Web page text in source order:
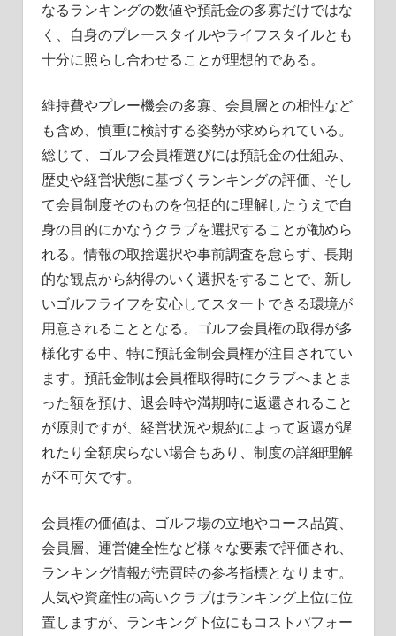
なるランキングの数値や預託金の多寡だけではな
く、自身のプレースタイルやライフスタイルとも
十分に照らし合わせることが理想的である。
維持費やプレー機会の多寡、会員層との相性など
も含め、慎重に検討する姿勢が求められている。
総じて、ゴルフ会員権選びには預託金の仕組み、
歴史や経営状態に基づくランキングの評価、そし
て会員制度そのものを包括的に理解したうえで自
身の目的にかなうクラブを選択することが勧めら
れる。情報の取捨選択や事前調査を怠らず、長期
的な観点から納得のいく選択をすることで、新し
いゴルフライフを安心してスタートできる環境が
用意されることとなる。ゴルフ会員権の取得が多
様化する中、特に預託金制会員権が注目されてい
ます。預託金制は会員権取得時にクラブへまとま
った額を預け、退会時や満期時に返還されること
が原則ですが、経営状況や規約によって返還が遅
れたり全額戻らない場合もあり、制度の詳細理解
が不可欠です。
会員権の価値は、ゴルフ場の立地やコース品質、
会員層、運営健全性など様々な要素で評価され、
ランキング情報が売買時の参考指標となります。
人気や資産性の高いクラブはランキング上位に位
置しますが、ランキング下位にもコストパフォー